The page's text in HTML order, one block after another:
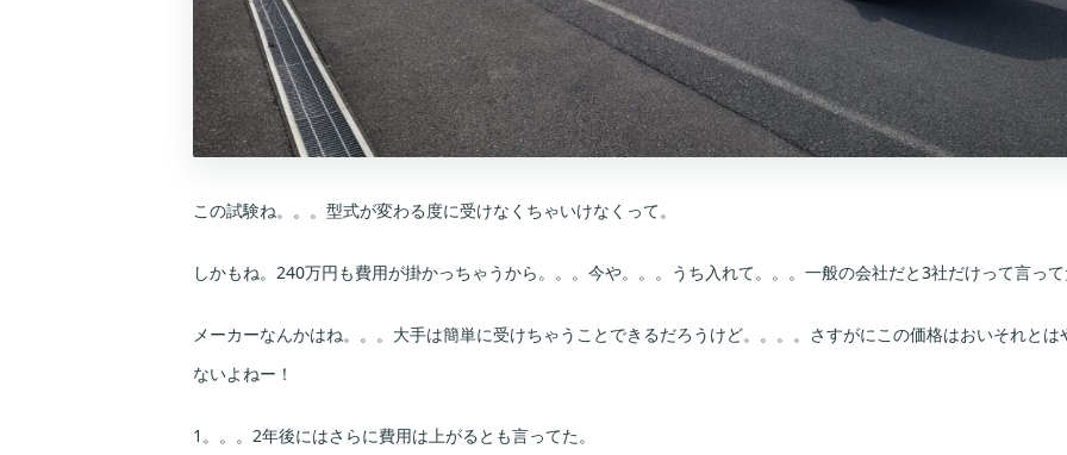
この試験ね。。。型式が変わる度に受けなくちゃいけなくって。
しかもね。240万円も費用が掛かっちゃうから。。。今や。。。うち入れて。。。一般の会社だと3社だけって言っ
メーカーなんかはね。。。大手は簡単に受けちゃうことできるだろうけど。。。。さすがにこの価格はおいそれとは
ないよねー！
1。。。2年後にはさらに費用は上がるとも言ってた。